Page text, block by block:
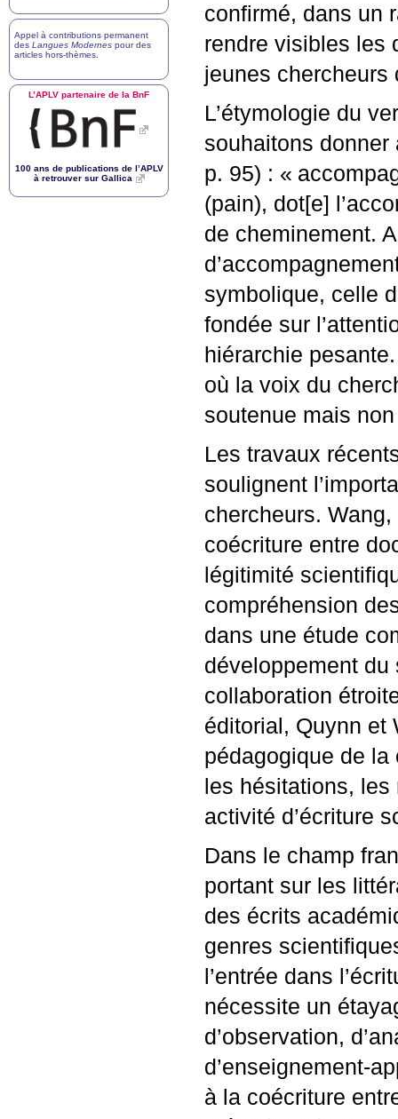
confirmé, dans un
rendre visibles les
jeunes chercheurs
L’étymologie du
souhaitons
p. 95) : «
(pain), dot[e]
de cheminement.
symbolique, celle
fondée sur
hiérarchie
où la voix du
soutenue mais
Les travaux
soulignent
chercheurs.
coécriture entre
légitimité
compréhension
dans une étude
développement du
collaboration
éditorial, Quynn et
pédagogique de
les hésitations,
activité d’écriture
Dans le champ
portant sur les
des écrits
genres
l’entrée dans
nécessite un
d’observation,
d’enseignement-
à la coécriture
Appel à contributions permanent
des Langues Modernes pour des
articles hors-thèmes
L’APLV partenaire de la BnF
100 ans de publications de l’APLV
à retrouver sur Gallica